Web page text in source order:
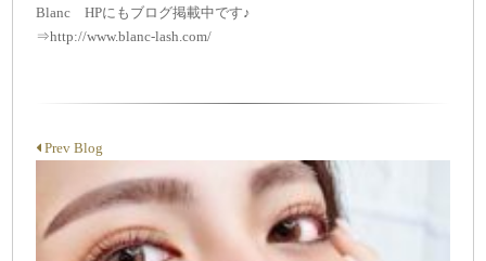
Blanc HPにもブログ掲載中です♪
⇒http://www.blanc-lash.com/
Prev Blog